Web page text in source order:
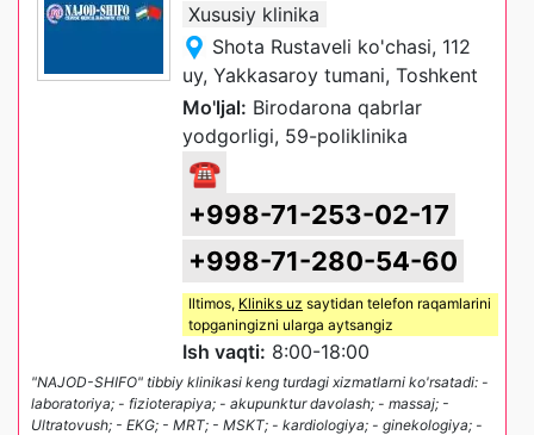
Xususiy klinika
Shota Rustaveli ko'chasi, 112
uy, Yakkasaroy tumani, Toshkent
Mo'ljal: Birodarona qabrlar
yodgorligi, 59-poliklinika
☎
+998-71-253-02-17
+998-71-280-54-60
Iltimos, Kliniks uz saytidan telefon raqamlarini
topganingizni ularga aytsangiz
Ish vaqti: 8:00-18:00
"NAJOD-SHIFO" tibbiy klinikasi keng turdagi xizmatlarni ko'rsatadi: -
laboratoriya; - fizioterapiya; - akupunktur davolash; - massaj; -
Ultratovush; - EKG; - MRT; - MSKT; - kardiologiya; - ginekologiya; -